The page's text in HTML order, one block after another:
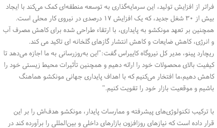
فراتر از افزایش تولید، این سرمایه‌گذاری به توسعه منطقه‌ای کمک می‌کند با ایجاد
بیش از ۳۰ شغل جدید، که یک افزایش ۱۷ درصدی در نیروی کار محلی است.
همچنین بر تعهد مونکشو به پایداری، با ارتقاء طراحی شده برای کاهش مصرف آب
و انرژی، کاهش ضایعات و کاهش انتشار گازهای گلخانه ای تاکید می کند.
ریچارد پینو، مدیر کل نیروگاه کاییراس گفت:"این به‌روزرسانی به ما اجازه می‌دهد تا
کیفیت بالای محصولات خود را ارائه دهیم و همچنین تأثیرات محیط زیستی خود را
کاهش دهیم،ما افتخار می‌کنیم که با اهداف پایداری جهانی مونکشو هماهنگ
باشیم و موقعیت بازار خود را تقویت کنیم."
با ترکیب تکنولوژی‌های پیشرفته و ممارسات پایدار، مونکشو هدف‌اش را بر این
قرار داده است که نیازهای روزافزون بازارهای داخلی و بین‌المللی را برآورده کند در